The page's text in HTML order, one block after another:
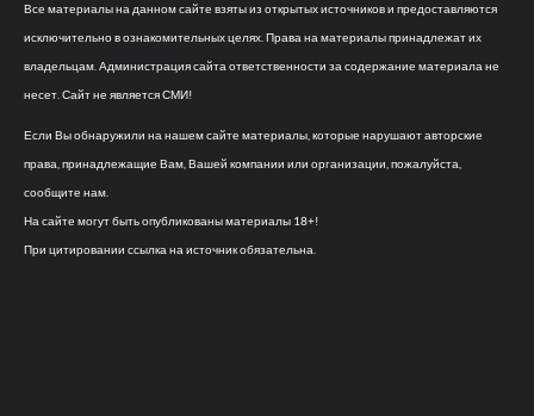
Все материалы на данном сайте взяты из открытых источников и предоставляются
исключительно в ознакомительных целях. Права на материалы принадлежат их
владельцам. Администрация сайта ответственности за содержание материала не
несет. Сайт не является СМИ!
Если Вы обнаружили на нашем сайте материалы, которые нарушают авторские
права, принадлежащие Вам, Вашей компании или организации, пожалуйста,
сообщите нам.
На сайте могут быть опубликованы материалы 18+!
При цитировании ссылка на источник обязательна.